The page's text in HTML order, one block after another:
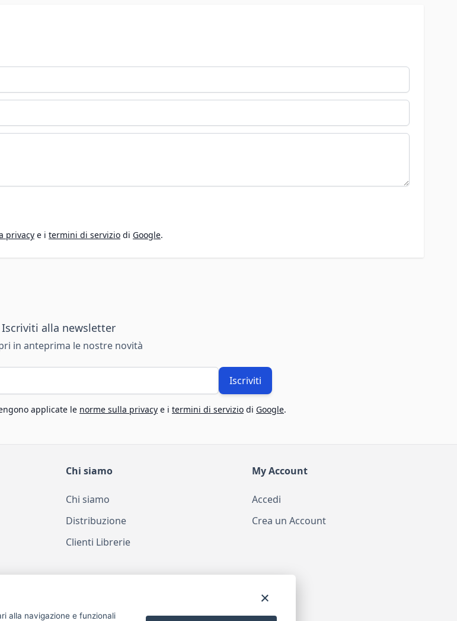
privacy e i termini di servizio di Google.
Iscriviti alla newsletter
in anteprima le nostre novità
Iscriviti
applicate le norme sulla privacy e i termini di servizio di Google.
Chi siamo
Chi siamo
Distribuzione
Clienti Librerie
My Account
Accedi
Crea un Account
alla navigazione e funzionali